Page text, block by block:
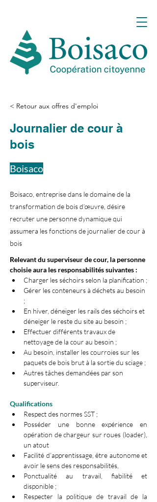
< Retour aux offres d'emploi
Journalier de cour à
bois
Boisaco
Boisaco, entreprise dans le domaine de la
transformation de bois d’œuvre, désire
recruter une personne dynamique qui
assumera les fonctions de journalier de cour à
bois
Relevant du superviseur de cour, la personne
choisie aura les responsabilités suivantes :
Charger les séchoirs selon la planification ;
Gérer les conteneurs à déchets au besoin
;
En hiver, déneiger les rails des séchoirs et
déneiger le reste du site au besoin ;
Effectuer différents travaux de
nettoyage de la cour au besoin ;
Au besoin, installer les courroies sur les
paquets de bois brut à la sortie du sciage ;
Autres tâches demandées par son
superviseur.
Qualifications
Respect des normes SST ;
Posséder une bonne expérience en
opération de chargeur sur roues (loader),
un atout
Facilité d’apprentissage, être autonome et
avoir le sens des responsabilités,
Ponctualité au travail, fiabilité et
disponible ;
Respecter la politique de travail de la